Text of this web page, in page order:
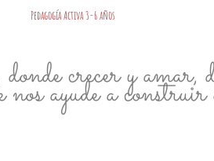
Pedagogía Activa 3-6 años
crecer y amar,
ayude a